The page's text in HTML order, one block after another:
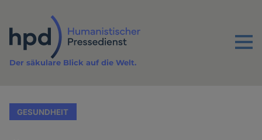
Inhalt
Menu
Der säkulare Blick auf die Welt.
GESUNDHEIT